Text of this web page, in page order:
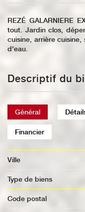
REZÉ GALARNIERE
tout. Jardin clos,
cuisine, arrière cuisine,
d'eau.
Descriptif du
Général
Financier
Ville
Type de biens
Code postal